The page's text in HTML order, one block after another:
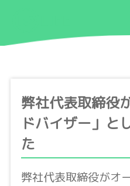
弊社代表取締役
ドバイザー」と
た
弊社代表取締役がオ